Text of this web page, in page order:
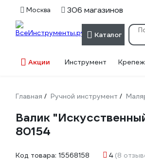
Москва 306 магазинов
Каталог
Акции Инструмент Крепеж
Главная / Ручной инструмент /
Валик
80154
Код товара: 15568158 4 (8